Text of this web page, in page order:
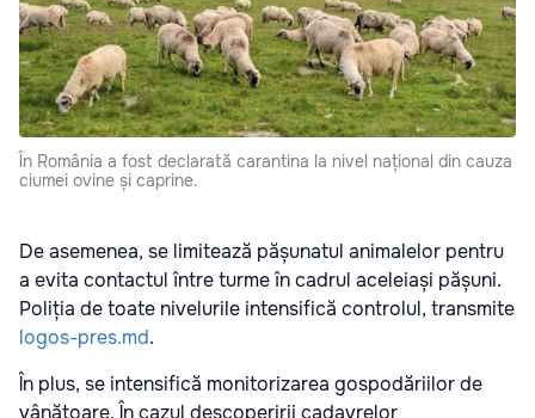
În România a fost declarată carantina la nivel național din cauza
ciumei ovine și caprine.
De asemenea, se limitează pășunatul animalelor pentru
a evita contactul între turme în cadrul aceleiași pășuni.
Poliția de toate nivelurile intensifică controlul, transmite
logos-pres.md.
În plus, se intensifică monitorizarea gospodăriilor de
vânătoare. În cazul descoperirii cadavrelor